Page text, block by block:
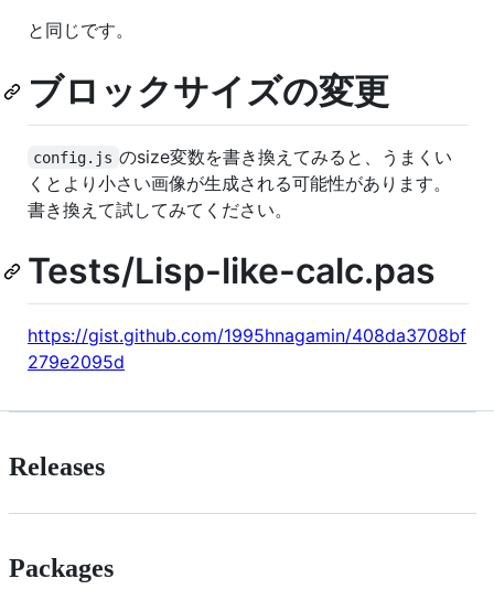
と同じです。
ブロックサイズの変更
config.js のsize変数を書き換えてみると、うまくい
くとより小さい画像が生成される可能性があります。
書き換えて試してみてください。
Tests/Lisp-like-calc.pas
https://gist.github.com/1995hnagamin/408da3708bf
279e2095d
Releases
Packages